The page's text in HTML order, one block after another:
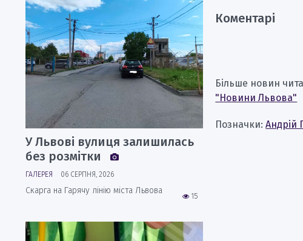
Коментарі
Більше новин
"Новини Львова"
Позначки:Андрій
У Львові вулиця залишилась
без розмітки
ГАЛЕРЕЯ 06 СЕРПНЯ, 2026
15
Скарга на Гарячу лінію міста Львова